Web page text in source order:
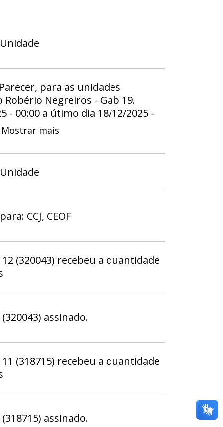
para as unidades
Negreiros - Gab 19.
- 00:00 a útimo dia 18/12/2025 -
Mostrar mais
CCJ, CEOF
(320043) recebeu a quantidade
assinado.
(318715) recebeu a quantidade
assinado.